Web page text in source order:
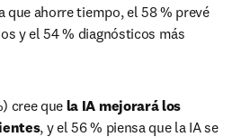
que ahorre tiempo, el 58 % prevé
y el 54 % diagnósticos más
cree que la IA mejorará los
, y el 56 % piensa que la IA se